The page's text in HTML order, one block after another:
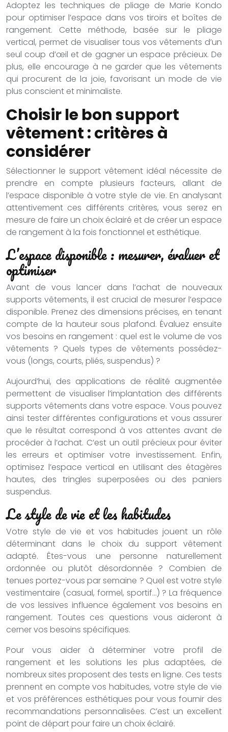
Adoptez les techniques de pliage de Marie Kondo
pour optimiser l’espace dans vos tiroirs et boîtes de
rangement. Cette méthode, basée sur le pliage
vertical, permet de visualiser tous vos vêtements d’un
seul coup d’œil et de gagner un espace précieux. De
plus, elle encourage à ne garder que les vêtements
qui procurent de la joie, favorisant un mode de vie
plus conscient et minimaliste.
Choisir le bon support
vêtement : critères à
considérer
Sélectionner le support vêtement idéal nécessite de
prendre en compte plusieurs facteurs, allant de
l’espace disponible à votre style de vie. En analysant
attentivement ces différents critères, vous serez en
mesure de faire un choix éclairé et de créer un espace
de rangement à la fois fonctionnel et esthétique.
L’espace disponible : mesurer, évaluer et
optimiser
Avant de vous lancer dans l’achat de nouveaux
supports vêtements, il est crucial de mesurer l’espace
disponible. Prenez des dimensions précises, en tenant
compte de la hauteur sous plafond. Évaluez ensuite
vos besoins en rangement : quel est le volume de vos
vêtements ? Quels types de vêtements possédez-
vous (longs, courts, pliés, suspendus) ?
Aujourd’hui, des applications de réalité augmentée
permettent de visualiser l’implantation des différents
supports vêtements dans votre espace. Vous pouvez
ainsi tester différentes configurations et vous assurer
que le résultat correspond à vos attentes avant de
procéder à l’achat. C’est un outil précieux pour éviter
les erreurs et optimiser votre investissement. Enfin,
optimisez l’espace vertical en utilisant des étagères
hautes, des tringles superposées ou des paniers
suspendus.
Le style de vie et les habitudes
Votre style de vie et vos habitudes jouent un rôle
déterminant dans le choix du support vêtement
adapté. Êtes-vous une personne naturellement
ordonnée ou plutôt désordonnée ? Combien de
tenues portez-vous par semaine ? Quel est votre style
vestimentaire (casual, formel, sportif…) ? La fréquence
de vos lessives influence également vos besoins en
rangement. Toutes ces questions vous aideront à
cerner vos besoins spécifiques.
Pour vous aider à déterminer votre profil de
rangement et les solutions les plus adaptées, de
nombreux sites proposent des tests en ligne. Ces tests
prennent en compte vos habitudes, votre style de vie
et vos préférences esthétiques pour vous fournir des
recommandations personnalisées. C’est un excellent
point de départ pour faire un choix éclairé.